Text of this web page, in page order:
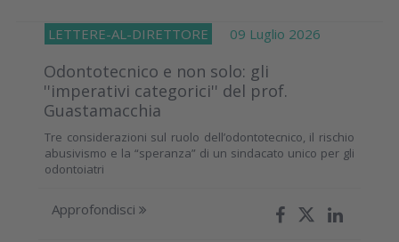
LETTERE-AL-DIRETTORE 09 Luglio 2026
Odontotecnico e non solo: gli
''imperativi categorici'' del prof.
Guastamacchia
Tre considerazioni sul ruolo dell’odontotecnico, il rischio
abusivismo e la “speranza” di un sindacato unico per gli
odontoiatri
Approfondisci